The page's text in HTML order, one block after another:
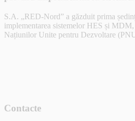
S.A. „RED-Nord” a găzduit prima
implementarea sistemelor HES și
Națiunilor Unite pentru Dezvoltare
Contacte